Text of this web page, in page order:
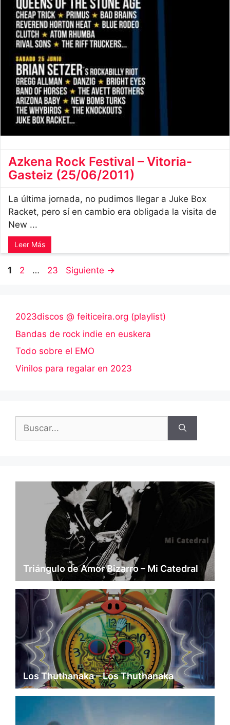
Azkena Rock Festival – Vitoria-
Gasteiz (25/06/2011)
La última jornada, no pudimos llegar a Juke Box
Racket, pero sí en cambio era obligada la visita de
New ...
Leer Más
Página
1 Página
2 … Página
23 Siguiente →
2023discos @ feiticeira.org (playlist)
Bandas de rock indie en euskera
Todo sobre el EMO
Vinilos para regalar en 2023
Triángulo de Amor Bizarro – Mi Catedral
Los Thuthanaka – Los Thuthanaka